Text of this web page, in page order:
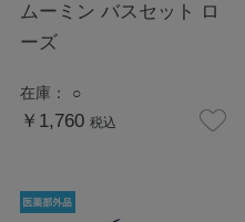
ムーミン バスセット ロ
ーズ
在庫： ○
￥1,760 税込